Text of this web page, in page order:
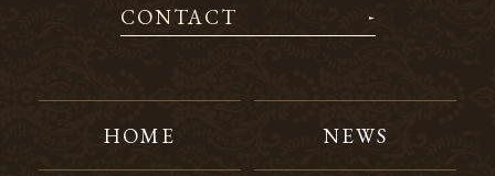
CONTACT
HOME NEWS